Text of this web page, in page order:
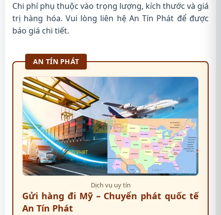
Chi phí phụ thuộc vào trọng lượng, kích thước và giá
trị hàng hóa. Vui lòng liên hệ An Tín Phát để được
báo giá chi tiết.
AN TÍN PHÁT
Dịch vụ uy tín
Gửi hàng đi Mỹ – Chuyển phát quốc tế
An Tín Phát